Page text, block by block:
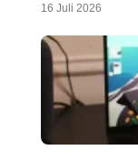
16 Juli 2026